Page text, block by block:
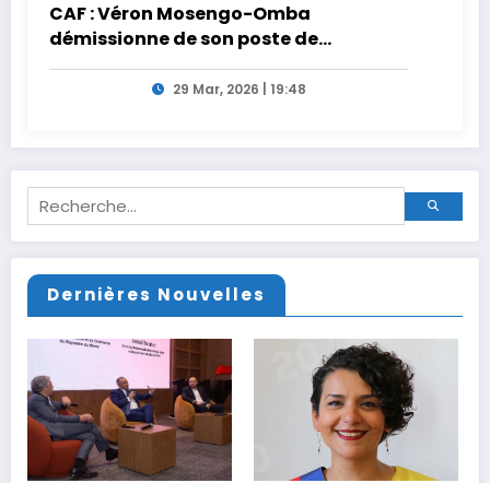
CAF : Véron Mosengo-Omba
démissionne de son poste de
Secrétaire Général
29 Mar, 2026 | 19:48
Dernières Nouvelles